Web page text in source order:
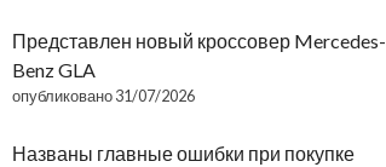
Представлен новый кроссовер Mercedes-
Benz GLA
опубликовано 31/07/2026
Названы главные ошибки при покупке